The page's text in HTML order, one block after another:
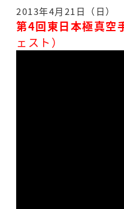
2013年4月21日（日）
第4回東日本極真空
ェスト）